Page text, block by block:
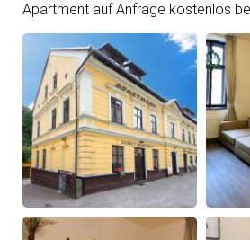
Apartment auf Anfrage kostenlos